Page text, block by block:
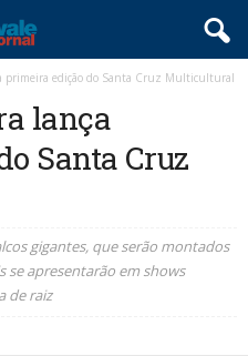
primeira edição do Santa Cruz Multicultural
lança
Santa Cruz
gigantes, que serão montados
se apresentarão em shows
de raiz